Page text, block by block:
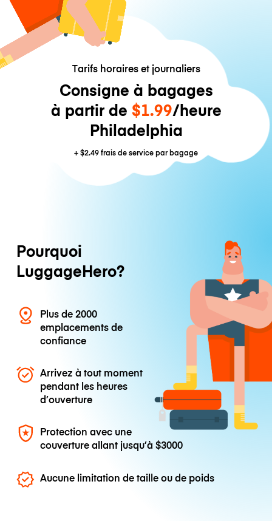
Tarifs horaires et journaliers
Consigne à bagages
à partir de $1.99/heure
Philadelphia
+$2.49frais de service par bagage
Pourquoi
LuggageHero?
Plus de 2000
emplacements de
confiance
Arrivez à tout moment
pendant les heures
d’ouverture
Protection avec une
couverture allant jusqu’à$3000
Aucune limitation de taille ou de poids